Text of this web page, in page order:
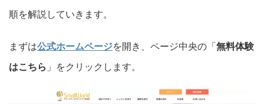
順を解説していきます。
まずは公式ホームページを開き、ページ中央の「無料体験
はこちら 」をクリックします。